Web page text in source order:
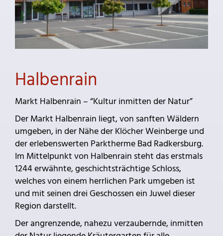
Halbenrain
Markt Halbenrain – “Kultur inmitten der Natur”
Der Markt Halbenrain liegt, von sanften Wäldern
umgeben, in der Nähe der Klöcher Weinberge und
der erlebenswerten Parktherme Bad Radkersburg.
Im Mittelpunkt von Halbenrain steht das erstmals
1244 erwähnte, geschichtsträchtige Schloss,
welches von einem herrlichen Park umgeben ist
und mit seinen drei Geschossen ein Juwel dieser
Region darstellt.
Der angrenzende, nahezu verzaubernde, inmitten